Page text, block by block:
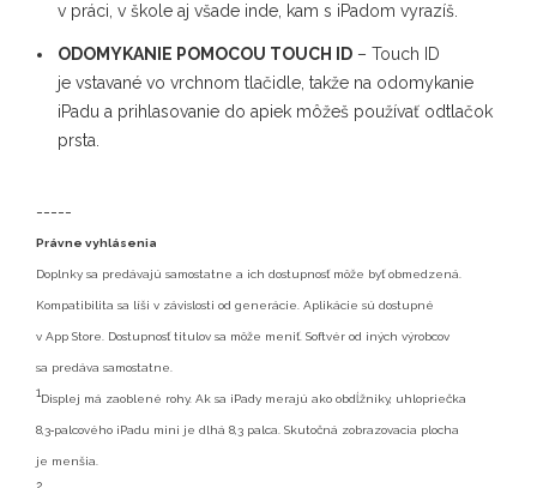
v práci, v škole aj všade inde, kam s iPadom vyrazíš.
ODOMYKANIE POMOCOU TOUCH ID – Touch ID
je vstavané vo vrchnom tlačidle, takže na odomykanie
iPadu a prihlasovanie do apiek môžeš používať odtlačok
prsta.
-----
Právne vyhlásenia
Doplnky sa predávajú samostatne a ich dostupnosť môže byť obmedzená.
Kompatibilita sa líši v závislosti od generácie. Aplikácie sú dostupné
v App Store. Dostupnosť titulov sa môže meniť. Softvér od iných výrobcov
sa predáva samostatne.
1Displej má zaoblené rohy. Ak sa iPady merajú ako obdĺžniky, uhlopriečka
8,3‑palcového iPadu mini je dlhá 8,3 palca. Skutočná zobrazovacia plocha
je menšia.